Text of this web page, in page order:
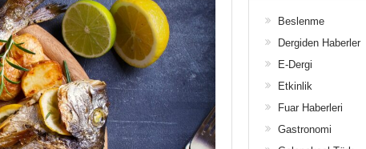
Beslenme
Dergiden Haberler
E-Dergi
Etkinlik
Fuar Haberleri
Gastronomi